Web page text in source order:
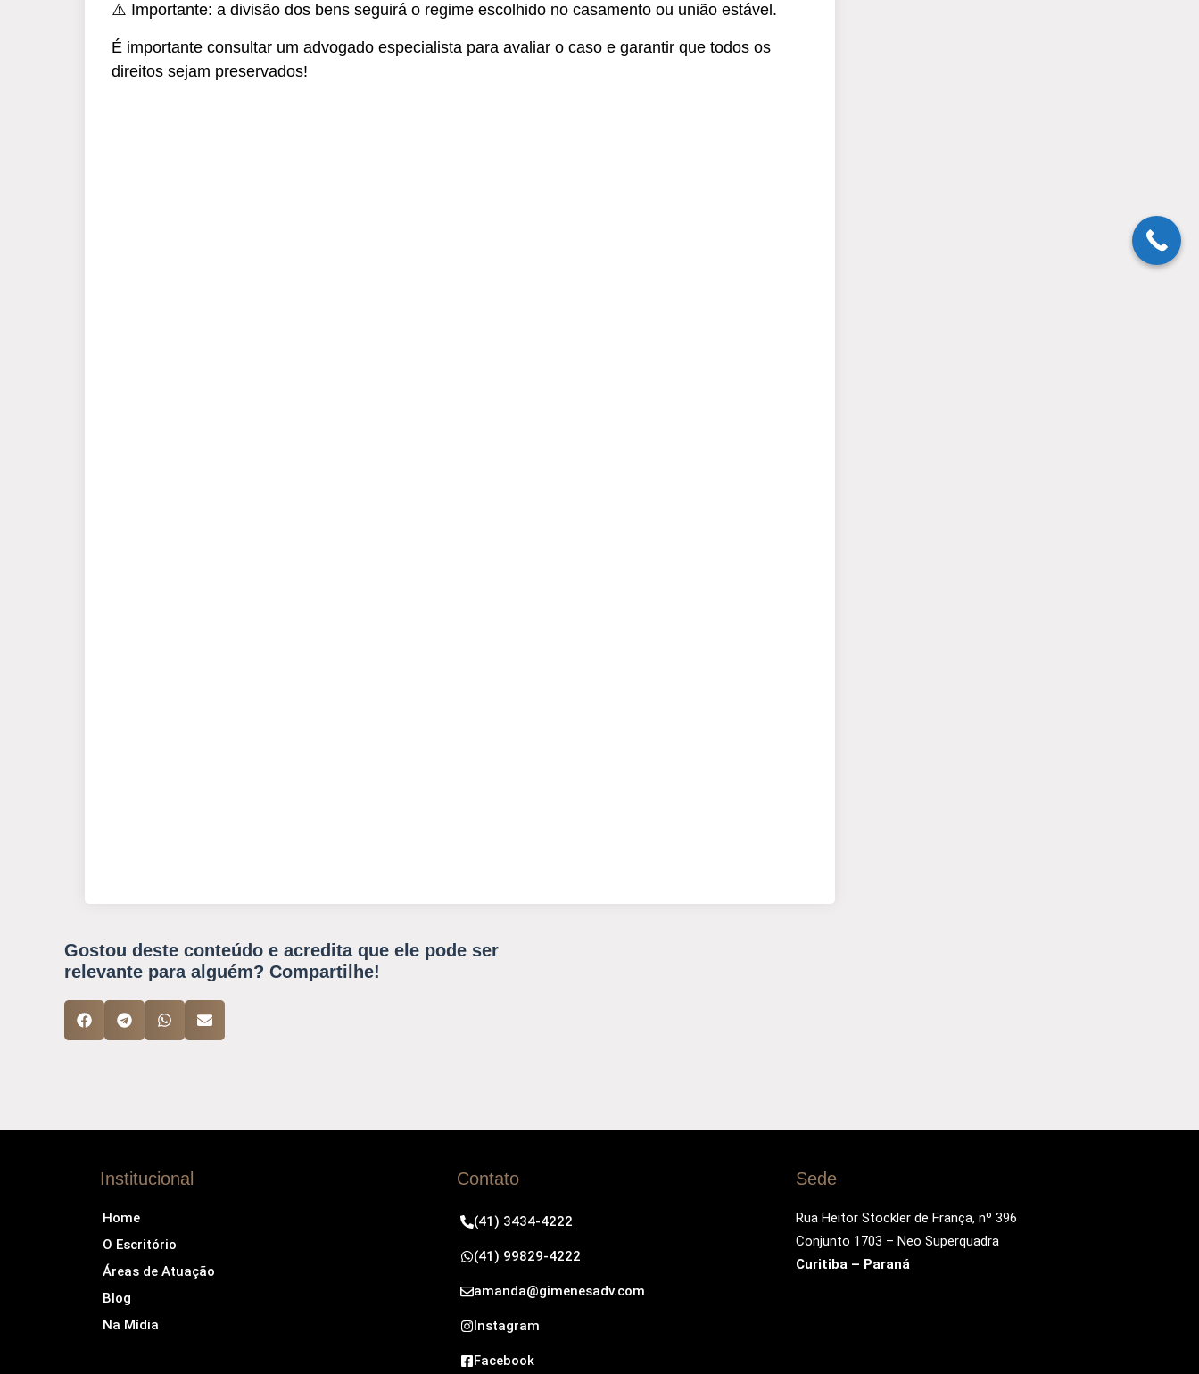
⚠️ Importante: a divisão dos bens seguirá o regime escolhido no casamento ou união estável.
É importante consultar um advogado especialista para avaliar o caso e garantir que todos os
direitos sejam preservados!
Gostou deste conteúdo e acredita que ele pode ser
relevante para alguém? Compartilhe!
Institucional
Home
O Escritório
Áreas de Atuação
Blog
Na Mídia
Contato
(41) 3434-4222
(41) 99829-4222
amanda@gimenesadv.com
Instagram
Facebook
Sede
Rua Heitor Stockler de França, nº 396
Conjunto 1703 – Neo Superquadra
Curitiba – Paraná